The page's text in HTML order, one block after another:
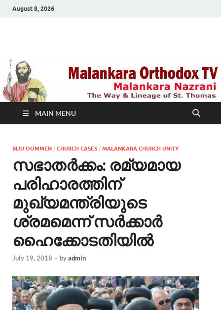
August 8, 2026
TV
MAIN MENU
BIJU OOMMEN / CHURCH CASES / MALANKARA CHURCH UNITY
സഭാതര്‍ക്കം: രമ്യമായ
പരിഹാരത്തിന്
മുഖ്യമന്ത്രിയുടെ
ശ്രമമെന്ന് സര്‍ക്കാര്‍
ഹൈക്കോടതിയില്‍
July 19, 2018 - byadmin